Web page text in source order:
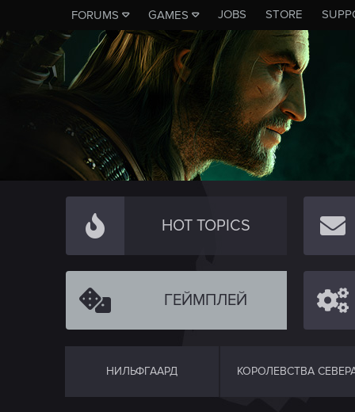
FORUMS GAMES JOBS STORE
HOT TOPICS
ГЕЙМПЛЕЙ
НИЛЬФГААРД КОРОЛЕВСТВА